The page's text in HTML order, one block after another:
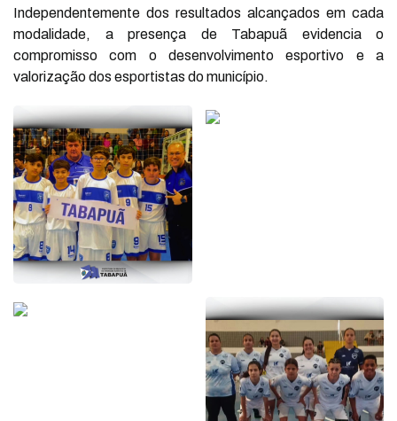
Independentemente dos resultados alcançados em cada
modalidade, a presença de Tabapuã evidencia o
compromisso com o desenvolvimento esportivo e a
valorização dos esportistas do município.